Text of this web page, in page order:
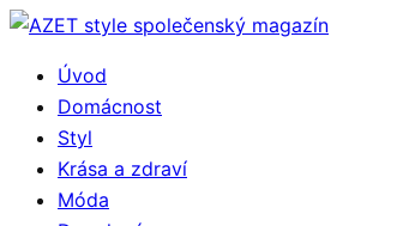
Přejít
obsahuÚvod
Domácnost
Styl
Krása a zdraví
Móda